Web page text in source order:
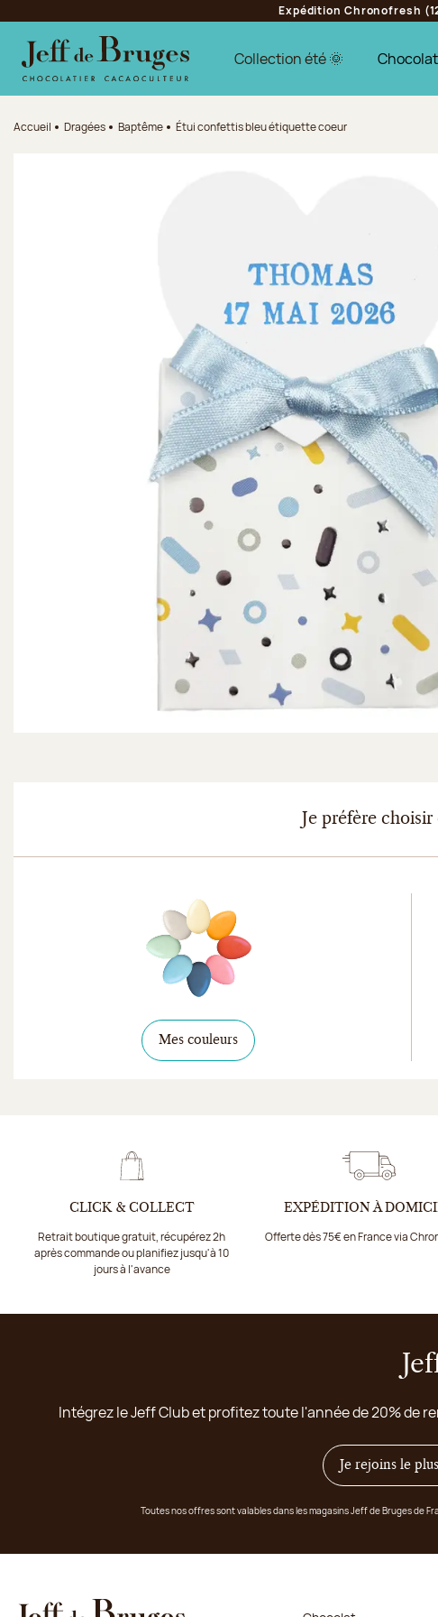
Aller au contenu principal
Aller au pied de page
Expédition Chronofresh
Collection été 🌞 Chocolat
Accueil Dragées Baptême Étui confettis bleu étiquette coeur
Je préfère
Mes couleurs
CLICK & COLLECT
Retrait boutique gratuit, récupérez 2h
après commande ou planifiez jusqu'à 10
jours à l'avance
EXPÉDITION À
Offerte dès 75€ en France via
Intégrez le Jeff Club et profitez toute l'année de 20% de
Je rejoins le
Toutes nos offres sont valables dans les magasins Jeff de Bruges de